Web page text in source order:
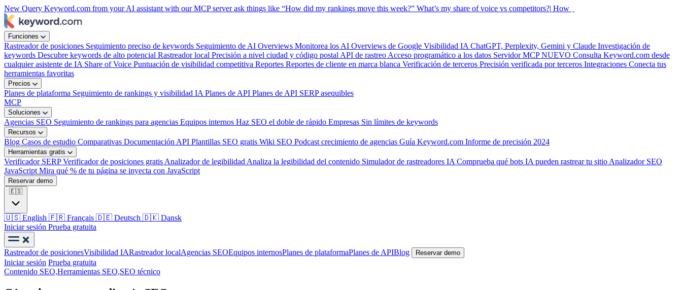
New Query Keyword.com from your AI assistant with our MCP server ask things like “How did my rankings move this week?” What’s my share of voice vs competitors?| How did my rankings mo
Funciones
Rastreador de posiciones Seguimiento preciso de keywords Seguimiento de AI Overviews Monitorea los AI Overviews de Google Visibilidad IA ChatGPT, Perplexity, Gemini y Claude Investigación de
keywords Descubre keywords de alto potencial Rastreador local Precisión a nivel ciudad y código postal API de rastreo Acceso programático a los datos Servidor MCPNUEVO Consulta Keyword.com desde
cualquier asistente de IA Share of Voice Puntuación de visibilidad competitiva Reportes Reportes de cliente en marca blanca Verificación de terceros Precisión verificada por terceros Integraciones Conecta tus
herramientas favoritas
Precios
Planes de plataforma Seguimiento de rankings y visibilidad IA Planes de API Planes de API SERP asequibles
MCP
Soluciones
Agencias SEO Seguimiento de rankings para agencias Equipos internos Haz SEO el doble de rápido Empresas Sin límites de keywords
Recursos
Blog Casos de estudio Comparativas Documentación API Plantillas SEO gratis Wiki SEO Podcast crecimiento de agencias Guía Keyword.com Informe de precisión 2024
Herramientas gratis
Verificador SERPVerificador de posiciones gratis Analizador de legibilidad Analiza la legibilidad del contenido Simulador de rastreadores IA Comprueba qué bots IA pueden rastrear tu sitio Analizador SEO
JavaScript Mira qué % de tu página se inyecta con JavaScript
Reservar demo
🇪🇸
🇺🇸 English 🇫🇷 Français 🇩🇪 Deutsch 🇩🇰 Dansk
Iniciar sesión Prueba gratuita
Rastreador de posicionesVisibilidad IARastreador localAgencias SEOEquipos internosPlanes de plataformaPlanes de APIBlog Reservar demo
Iniciar sesión Prueba gratuita
Contenido SEO,Herramientas SEO,SEO técnico